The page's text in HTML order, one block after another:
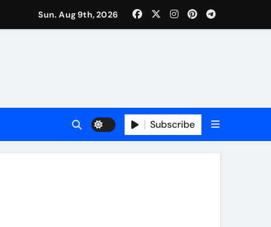
Sun. Aug 9th, 2026
Subscribe